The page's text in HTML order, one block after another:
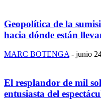
Geopolítica de la
hacia dónde están
MARC BOTENGA - junio
El resplandor de mil
entusiasta del